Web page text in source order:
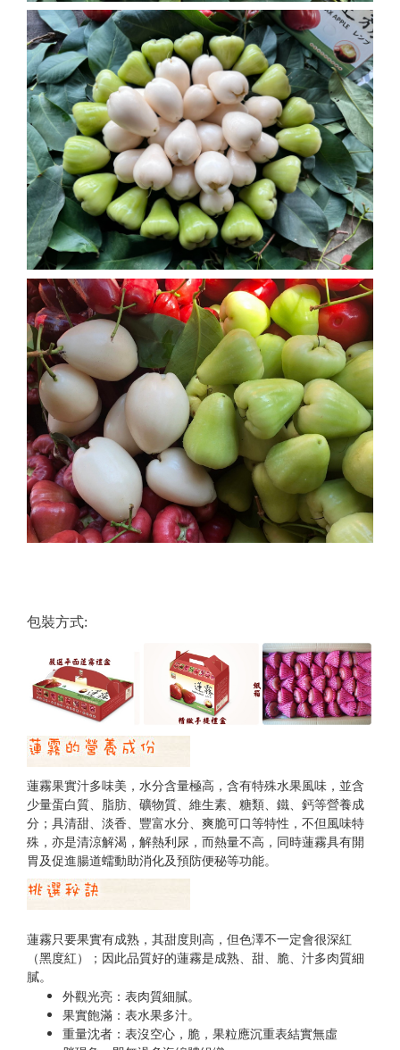
包裝方式:
蓮霧果實汁多味美，水分含量極高，含有特殊水果風味，並含
少量蛋白質、脂肪、礦物質、維生素、糖類、鐵、鈣等營養成
分；具清甜、淡香、豐富水分、爽脆可口等特性，不但風味特
殊，亦是清涼解渴，解熱利尿，而熱量不高，同時蓮霧具有開
胃及促進腸道蠕動助消化及預防便秘等功能。
蓮霧只要果實有成熟，其甜度則高，但色澤不一定會很深紅
（黑度紅）；因此品質好的蓮霧是成熟、甜、脆、汁多肉質細
膩。
外觀光亮：表肉質細膩。
果實飽滿：表水果多汁。
重量沈者：表沒空心，脆，果粒應沉重表結實無虛